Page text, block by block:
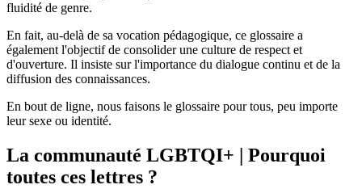
fluidité de genre.
En fait, au-delà de sa vocation pédagogique, ce glossaire a
également l'objectif de consolider une culture de respect et
d'ouverture. Il insiste sur l'importance du dialogue continu et de la
diffusion des connaissances.
En bout de ligne, nous faisons le glossaire pour tous, peu importe
leur sexe ou identité.
La communauté LGBTQI+ | Pourquoi
toutes ces lettres ?